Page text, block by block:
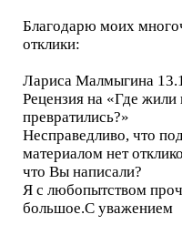
Благодарю моих
отклики:
Лариса Малмыгина
Рецензия на «Где
превратились?»
Несправедливо, что
материалом нет
что Вы написали?
Я с любопытством
большое.С уважением